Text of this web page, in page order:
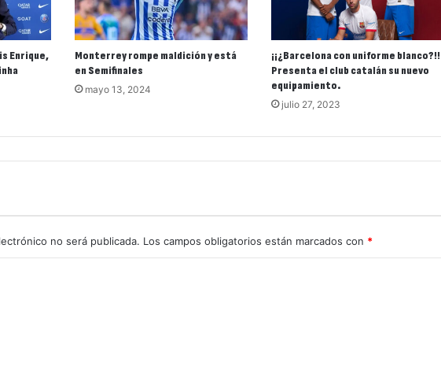
Enrique,
Monterrey rompe maldición y está
en Semifinales
mayo 13, 2024
¡¡¿Barcelona con uniforme blanco?!!
Presenta el club catalán su nuevo
equipamiento.
julio 27, 2023
no será publicada. Los campos obligatorios están marcados con *